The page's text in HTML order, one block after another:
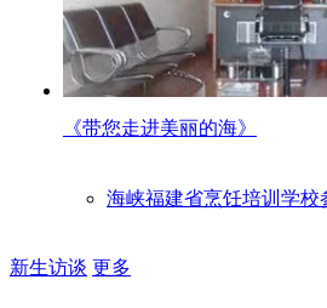
《带您走进美丽的海》
海峡福建省烹饪培训学校
新生访谈 更多